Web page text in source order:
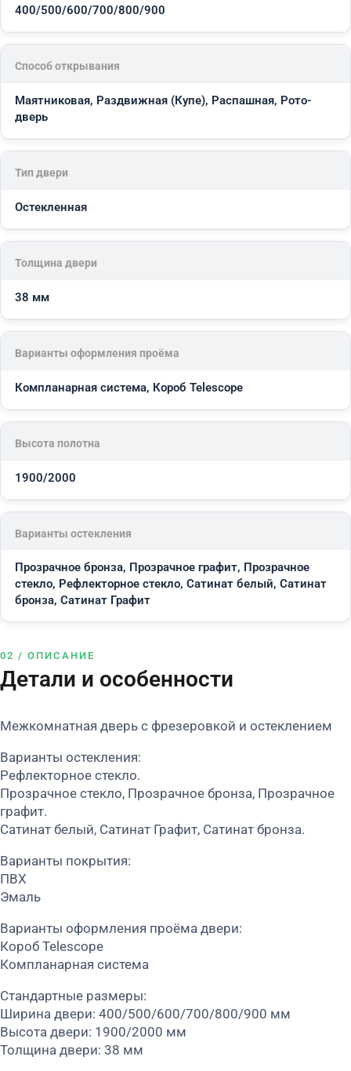
400/500/600/700/800/900
Способ открывания
Маятниковая, Раздвижная (Купе), Распашная, Рото-
дверь
Тип двери
Остекленная
Толщина двери
38 мм
Варианты оформления проёма
Компланарная система, Короб Telescope
Высота полотна
1900/2000
Варианты остекления
Прозрачное бронза, Прозрачное графит, Прозрачное
стекло, Рефлекторное стекло, Сатинат белый, Сатинат
бронза, Сатинат Графит
02 / ОПИСАНИЕ
Детали и особенности
Межкомнатная дверь с фрезеровкой и остеклением
Варианты остекления:
Рефлекторное стекло.
Прозрачное стекло, Прозрачное бронза, Прозрачное
графит.
Сатинат белый, Сатинат Графит, Сатинат бронза.
Варианты покрытия:
ПВХ
Эмаль
Варианты оформления проёма двери:
Короб Telescope
Компланарная система
Стандартные размеры:
Ширина двери: 400/500/600/700/800/900 мм
Высота двери: 1900/2000 мм
Толщина двери: 38 мм